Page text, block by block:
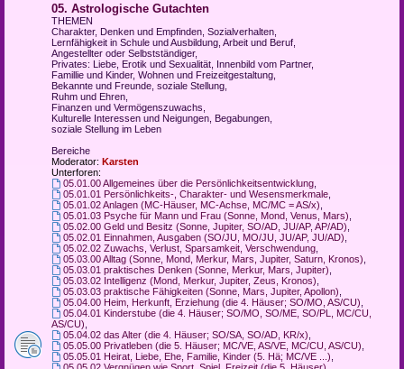
05. Astrologische Gutachten
THEMEN
Charakter, Denken und Empfinden, Sozialverhalten,
Lernfähigkeit in Schule und Ausbildung, Arbeit und Beruf,
Angestellter oder Selbstständiger,
Privates: Liebe, Erotik und Sexualität, Innenbild vom Partner,
Famillie und Kinder, Wohnen und Freizeitgestaltung,
Bekannte und Freunde, soziale Stellung,
Ruhm und Ehren,
Finanzen und Vermögenszuwachs,
Kulturelle Interessen und Neigungen, Begabungen,
soziale Stellung im Leben
Bereiche
Moderator: Karsten
Unterforen:
05.01.00 Allgemeines über die Persönlichkeitsentwicklung,
05.01.01 Persönlichkeits-, Charakter- und Wesensmerkmale,
05.01.02 Anlagen (MC-Häuser, MC-Achse, MC/MC = AS/x)
05.01.03 Psyche für Mann und Frau (Sonne, Mond, Venus, Mars)
05.02.00 Geld und Besitz (Sonne, Jupiter, SO/AD, JU/AP, AP/AD)
05.02.01 Einnahmen, Ausgaben (SO/JU, MO/JU, JU/AP, JU/AD)
05.02.02 Zuwachs, Verlust, Sparsamkeit, Verschwendung,
05.03.00 Alltag (Sonne, Mond, Merkur, Mars, Jupiter, Saturn, Kronos)
05.03.01 praktisches Denken (Sonne, Merkur, Mars, Jupiter)
05.03.02 Intelligenz (Mond, Merkur, Jupiter, Zeus, Kronos)
05.03.03 praktische Fähigkeiten (Sonne, Mars, Jupiter, Apollon)
05.04.00 Heim, Herkunft, Erziehung (die 4. Häuser; SO/MO, AS/CU)
05.04.01 Kinderstube (die 4. Häuser; SO/MO, SO/ME, SO/PL, MC/CU,
AS/CU)
05.04.02 das Alter (die 4. Häuser; SO/SA, SO/AD, KR/x)
05.05.00 Privatleben (die 5. Häuser; MC/VE, AS/VE, MC/CU, AS/CU)
05.05.01 Heirat, Liebe, Ehe, Familie, Kinder (5. Hä; MC/VE ...)